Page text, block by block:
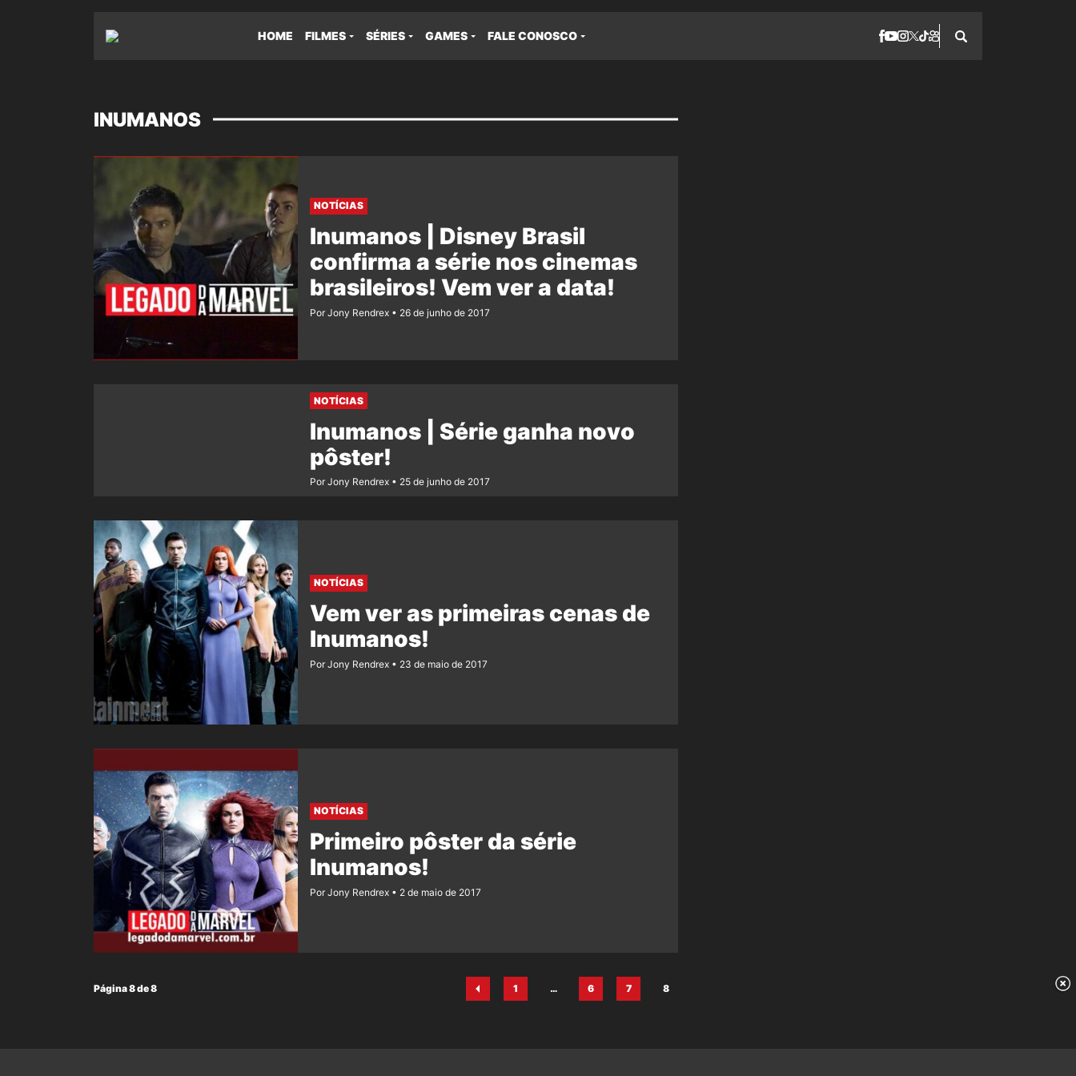
HOME FILMES SÉRIES GAMES FALE CONOSCO
INUMANOS
NOTÍCIAS
Inumanos | Disney Brasil
confirma a série nos cinemas
brasileiros! Vem ver a data!
Por Jony Rendrex 26 de junho de 2017
NOTÍCIAS
Inumanos | Série ganha novo
pôster!
Por Jony Rendrex 25 de junho de 2017
NOTÍCIAS
Vem ver as primeiras cenas de
Inumanos!
Por Jony Rendrex 23 de maio de 2017
NOTÍCIAS
Primeiro pôster da série
Inumanos!
Por Jony Rendrex 2 de maio de 2017
Página 8 de 8
Página
1
…
Página
6
Página
7
8